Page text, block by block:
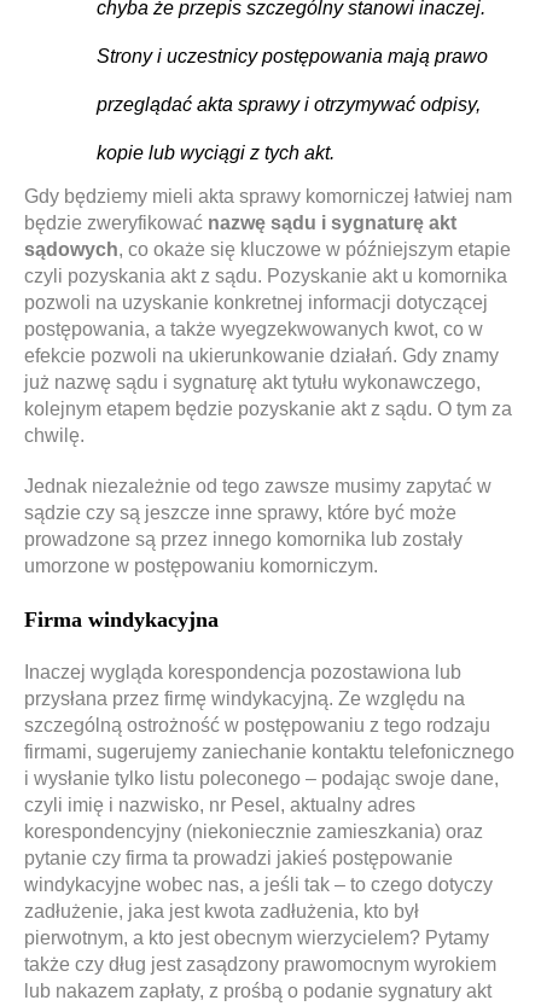
chyba że przepis szczególny stanowi inaczej.
Strony i uczestnicy postępowania mają prawo
przeglądać akta sprawy i otrzymywać odpisy,
kopie lub wyciągi z tych akt.
Gdy będziemy mieli akta sprawy komorniczej łatwiej nam
będzie zweryfikować nazwę sądu i sygnaturę akt
sądowych, co okaże się kluczowe w późniejszym etapie
czyli pozyskania akt z sądu. Pozyskanie akt u komornika
pozwoli na uzyskanie konkretnej informacji dotyczącej
postępowania, a także wyegzekwowanych kwot, co w
efekcie pozwoli na ukierunkowanie działań. Gdy znamy
już nazwę sądu i sygnaturę akt tytułu wykonawczego,
kolejnym etapem będzie pozyskanie akt z sądu. O tym za
chwilę.
Jednak niezależnie od tego zawsze musimy zapytać w
sądzie czy są jeszcze inne sprawy, które być może
prowadzone są przez innego komornika lub zostały
umorzone w postępowaniu komorniczym.
Firma windykacyjna
Inaczej wygląda korespondencja pozostawiona lub
przysłana przez firmę windykacyjną. Ze względu na
szczególną ostrożność w postępowaniu z tego rodzaju
firmami, sugerujemy zaniechanie kontaktu telefonicznego
i wysłanie tylko listu poleconego – podając swoje dane,
czyli imię i nazwisko, nr Pesel, aktualny adres
korespondencyjny (niekoniecznie zamieszkania) oraz
pytanie czy firma ta prowadzi jakieś postępowanie
windykacyjne wobec nas, a jeśli tak – to czego dotyczy
zadłużenie, jaka jest kwota zadłużenia, kto był
pierwotnym, a kto jest obecnym wierzycielem? Pytamy
także czy dług jest zasądzony prawomocnym wyrokiem
lub nakazem zapłaty, z prośbą o podanie sygnatury akt